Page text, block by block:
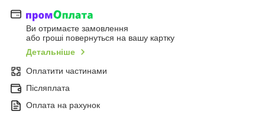
Ви отримаєте замовлення
або гроші повернуться на вашу картку
Детальніше
Оплатити частинами
Післяплата
Оплата на рахунок